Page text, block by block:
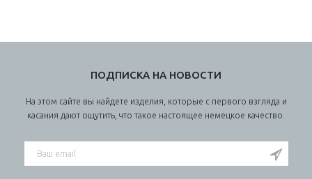
ПОДПИСКА НА НОВОСТИ
На этом сайте вы найдете изделия, которые с первого взгляда и
касания дают ощутить, что такое настоящее немецкое качество.